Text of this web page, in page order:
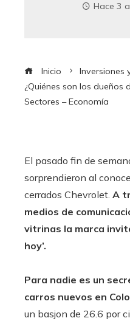
Hace 3
Inicio
Inversiones
¿Quiénes son los dueños
Sectores – Economía
El pasado fin de
sorprendieron al
cerrados Chevrolet. A
medios de
vitrinas la marca
hoy’.
Para nadie es un
carros nuevos en
un basjon de 26.6 por